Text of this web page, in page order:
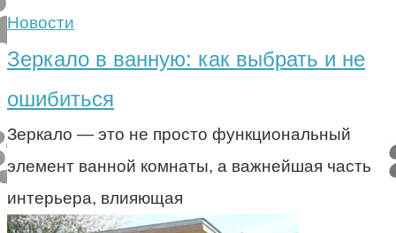
Новости
Зеркало в ванную: как выбрать и не
ошибиться
Зеркало — это не просто функциональный
элемент ванной комнаты, а важнейшая часть
интерьера, влияющая